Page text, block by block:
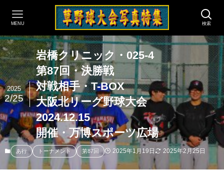
検索
MENU
岩橋クリニック・025-4
第87回・決勝戦
対戦相手・T-BOX
大阪北リーグ野球大会
2024.12.15
開催・万博スポーツ広場
2025
2/25
あ行 トーナメント 第87回 2025年1月19日 2025年2月25日